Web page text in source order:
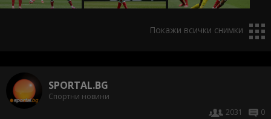
Покажи всички снимки
SPORTAL.BG
Спортни новини
2031
0